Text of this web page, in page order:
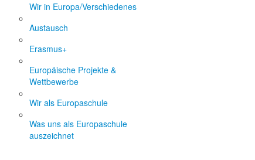
Wir in Europa/Verschiedenes
Austausch
Erasmus+
Europäische Projekte &
Wettbewerbe
Wir als Europaschule
Was uns als Europaschule
auszeichnet